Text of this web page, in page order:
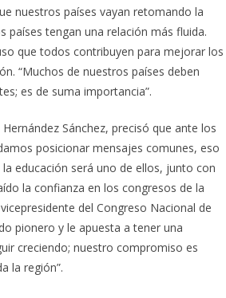
nuestros países vayan retomando la
países tengan una relación más fluida.
que todos contribuyen para mejorar los
“Muchos de nuestros países deben
es de suma importancia”.
Sánchez, precisó que ante los
posicionar mensajes comunes, eso
educación será uno de ellos, junto con
la confianza en los congresos de la
del Congreso Nacional de
pionero y le apuesta a tener una
creciendo; nuestro compromiso es
la región”.